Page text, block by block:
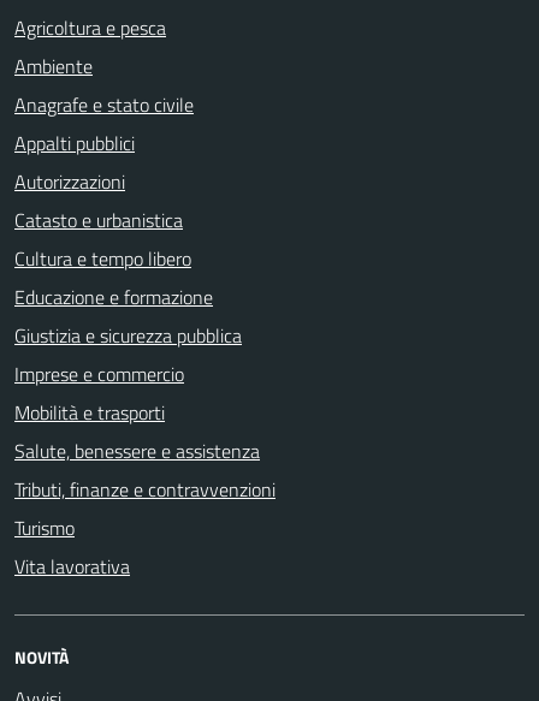
Agricoltura e pesca
Ambiente
Anagrafe e stato civile
Appalti pubblici
Autorizzazioni
Catasto e urbanistica
Cultura e tempo libero
Educazione e formazione
Giustizia e sicurezza pubblica
Imprese e commercio
Mobilità e trasporti
Salute, benessere e assistenza
Tributi, finanze e contravvenzioni
Turismo
Vita lavorativa
NOVITÀ